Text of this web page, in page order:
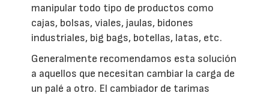
manipular todo tipo de productos como
cajas, bolsas, viales, jaulas, bidones
industriales, big bags, botellas, latas, etc.
Generalmente recomendamos esta solución
a aquellos que necesitan cambiar la carga de
un palé a otro. El cambiador de tarimas